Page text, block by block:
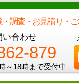
・調査・お見積り・
い合わせ
879
～18時まで受付中
のご相談 [9時～18時ま
862-